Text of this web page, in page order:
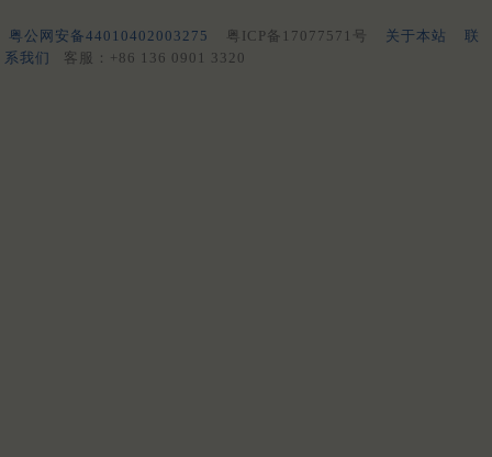
粤公网安备44010402003275 粤ICP备17077571号 关于本站
联
系我们
客服：+86 136 0901 3320